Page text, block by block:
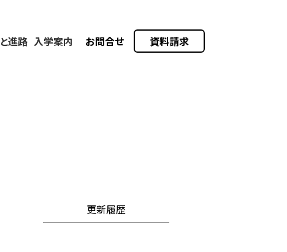
進路 入学案内 お問合せ 資料請求
更新履歴